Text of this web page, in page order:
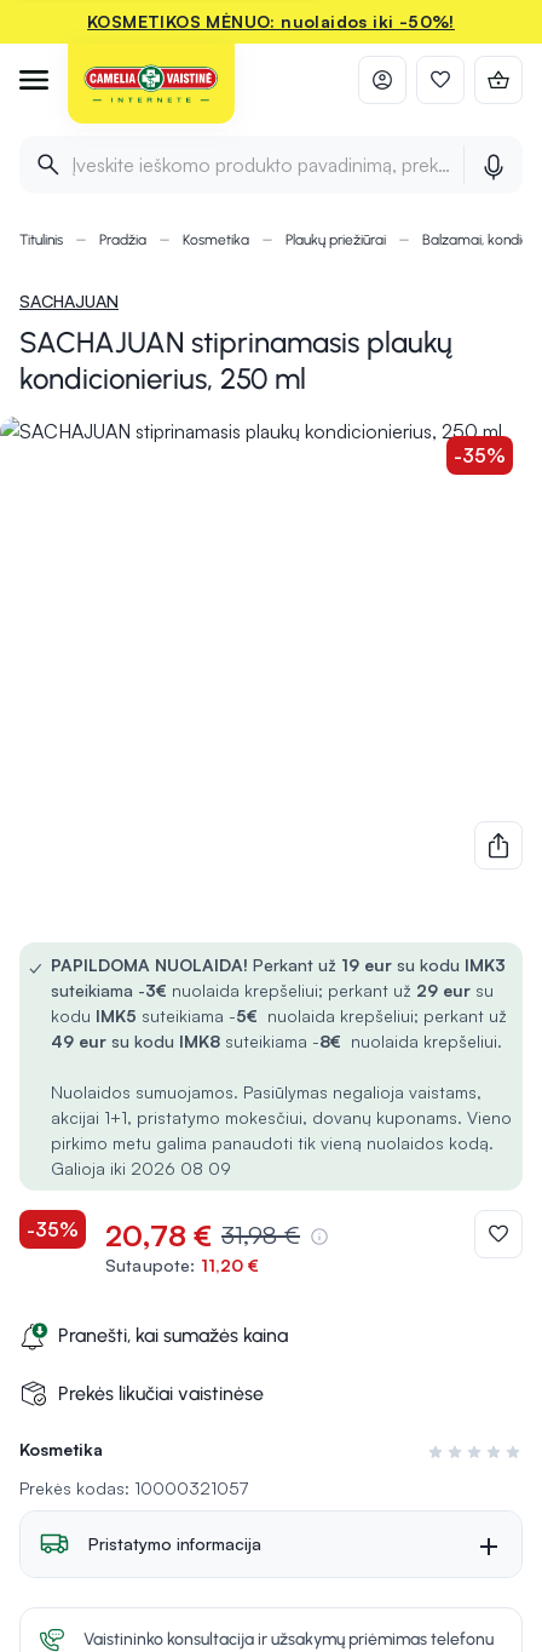
KOSMETIKOS MĖNUO: nuolaidos iki -50%!
Įveskite ieškomo produkto pavadinimą, prekės ženklą ir
Titulinis Pradžia Kosmetika Plaukų priežiūrai Balzamai,
SACHAJUAN
SACHAJUAN stiprinamasis plaukų
kondicionierius, 250 ml
-35%
Kosmetika
Įvertinimas 0
Prekės kodas: 10000321057
✓ PAPILDOMA NUOLAIDA! Perkant už 19 eur su kodu IMK3
suteikiama -3€ nuolaida krepšeliui; perkant už 29 eur su
kodu IMK5 suteikiama -5€ nuolaida krepšeliui; perkant už
49 eur su kodu IMK8 suteikiama -8€ nuolaida krepšeliui.
Nuolaidos sumuojamos. Pasiūlymas negalioja vaistams,
akcijai 1+1, pristatymo mokesčiui, dovanų kuponams. Vieno
pirkimo metu galima panaudoti tik vieną nuolaidos kodą.
Galioja iki 2026 08 09
-35% 20,78 € 31,98 €
Sutaupote: 11,20 €
Pranešti, kai sumažės kaina
Prekės likučiai vaistinėse
Pristatymo informacija
Vaistininko konsultacija ir užsakymų priėmimas telefonu